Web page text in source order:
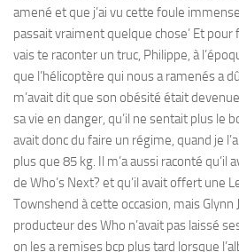
amené et que j’ai vu cette foule
passait vraiment quelque chose’ Et pour
vais te raconter un truc, Philippe, à
que l’hélicoptère qui nous a ramenés a
m’avait dit que son obésité était
sa vie en danger, qu’il ne sentait plus le
avait donc du faire un régime, quand je
plus que 85 kg. Il m’a aussi raconté qu’il
de Who’s Next? et qu’il avait offert une
Townshend à cette occasion, mais
producteur des Who n’avait pas laissé
on les a remises bcp plus tard lorsque